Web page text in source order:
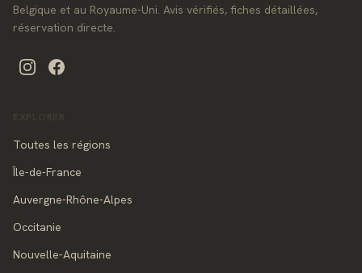
Belgique et au Royaume-Uni. Avis vérifiés, fiches détaillées,
réservation directe.
Toutes les régions
Île-de-France
Auvergne-Rhône-Alpes
Occitanie
Nouvelle-Aquitaine